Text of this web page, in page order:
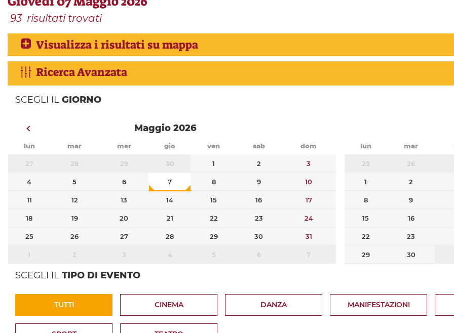
93 risultati trovati
Visualizza i risultati su mappa
Ricerca Avanzata
SCEGLI IL GIORNO
Maggio 2026
lun mar mer gio ven sab dom
27 28 29 30 1 2 3
4 5 6 7 8 9 10
11 12 13 14 15 16 17
18 19 20 21 22 23 24
25 26 27 28 29 30 31
1 2 3 4 5 6 7
lun mar
25 26
1 2
8 9
15 16
22 23
29 30
SCEGLI IL TIPO DI EVENTO
TUTTI CINEMA DANZA MANIFESTAZIONI